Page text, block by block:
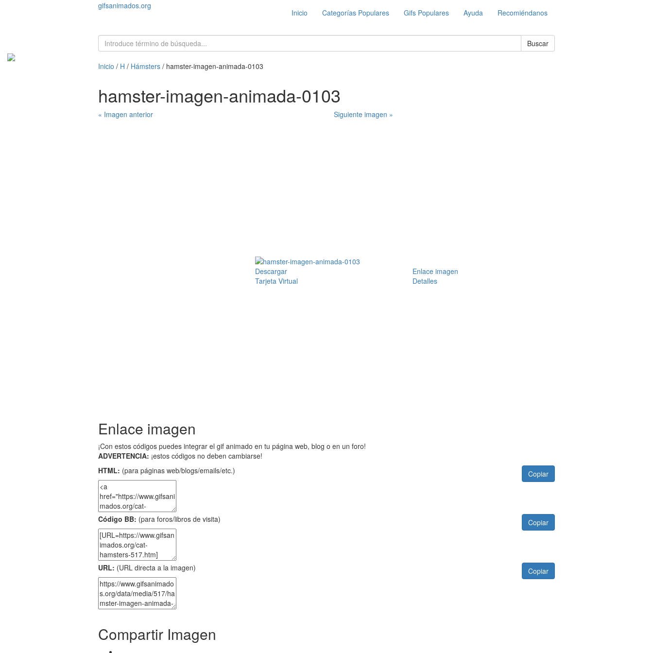
gifsanimados.org
Inicio Categorías Populares Gifs Populares Ayuda Recomiéndanos
Buscar
Inicio / H / Hámsters / hamster-imagen-animada-0103
hamster-imagen-animada-0103
« Imagen anterior Siguiente imagen »
Descargar
Enlace imagen
Tarjeta Virtual
Detalles
Enlace imagen
¡Con estos códigos puedes integrar el gif animado en tu página web, blog o en un foro!
ADVERTENCIA: ¡estos códigos no deben cambiarse!
HTML: (para páginas web/blogs/emails/etc.) Copiar
Código BB: (para foros/libros de visita) Copiar
URL: (URL directa a la imagen) Copiar
Compartir Imagen